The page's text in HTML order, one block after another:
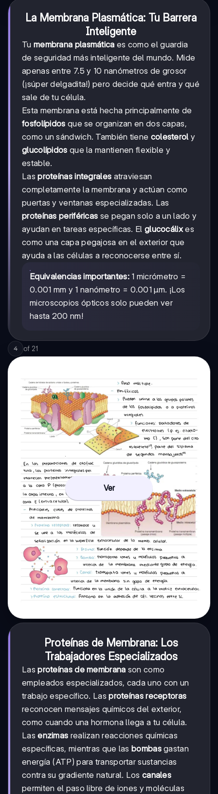
La Membrana Plasmática: Tu Barrera
Inteligente
Tu membrana plasmática es como el guardia
de seguridad más inteligente del mundo. Mide
apenas entre 7.5 y 10 nanómetros de grosor
(¡súper delgadita!) pero decide qué entra y qué
sale de tu célula.
Esta membrana está hecha principalmente de
fosfolípidos que se organizan en dos capas,
como un sándwich. También tiene colesterol y
glucolípidos que la mantienen flexible y
estable.
Lasproteínas integrales atraviesan
completamente la membrana y actúan como
puertas y ventanas especializadas. Las
proteínas periféricas se pegan solo a un lado y
ayudan en tareas específicas. El glucocálixes
como una capa pegajosa en el exterior que
ayuda a las células a reconocerse entre sí.
Equivalencias importantes:1 micrómetro =
0.001 mm y 1 nanómetro = 0.001 μm. ¡Los
microscopios ópticos solo pueden ver
hasta 200 nm!
4 of 21
Ver
Proteínas de Membrana: Los
Trabajadores Especializados
Lasproteínas de membrana son como
empleados especializados, cada uno con un
trabajo específico. Lasproteínas receptoras
reconocen mensajes químicos del exterior,
como cuando una hormona llega a tu célula.
Lasenzimas realizan reacciones químicas
específicas, mientras que las bombasgastan
energía (ATP) para transportar sustancias
contra su gradiente natural. Los canales
permiten el paso libre de iones y moléculas